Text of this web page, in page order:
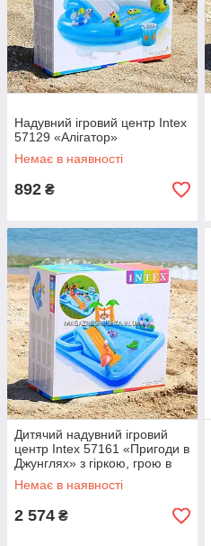
Надувний ігровий центр Intex
57129 «Алігатор»
Немає в наявності
892 ₴
Дитячий надувний ігровий
центр Intex 57161 «Пригоди в
Джунглях» з гіркою, грою в
кільця, шаріками, надувними
іграшками,
Немає в наявності
2 574 ₴